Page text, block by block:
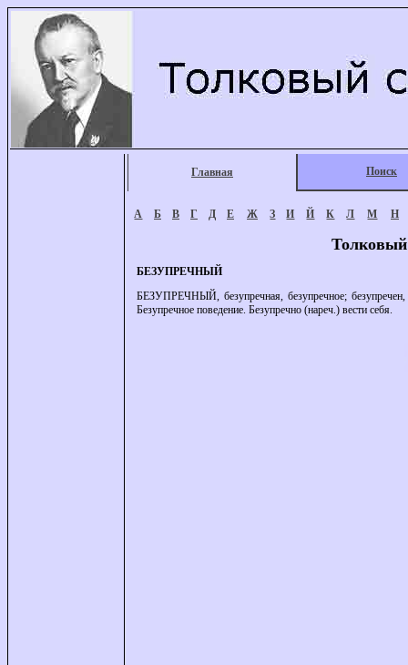
Главная Поиск
А Б В Г Д Е Ж З И Й К Л М Н
БЕЗУПРЕЧНЫЙ
БЕЗУПРЕЧНЫЙ, безупречная, безупречное; безупречен,
Безупречное поведение. Безупречно (нареч.) вести себя.